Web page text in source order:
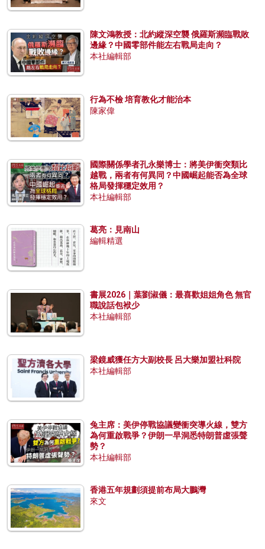
陳文鴻教授：北約縱深空襲 俄羅斯瀕臨戰敗
邊緣？中國零部件能左右戰局走向？
本社編輯部
行為不檢 培育教化才能治本
陳家偉
國際關係學者孔永樂博士：將美伊衝突類比
越戰，兩者有何異同？中國崛起能否為全球
格局發揮穩定效用？
本社編輯部
葛亮：見南山
編輯精選
書展2026｜葉劉淑儀：最喜歡姐姐角色 無官
職說話包袱少
本社編輯部
梁鏡威獲任方大副校長 呂大樂加盟社科院
本社編輯部
兔主席：美伊停戰協議變衝突導火線，雙方
為何重啟戰爭？伊朗一早洞悉特朗普虛張聲
勢？
本社編輯部
香港五年規劃須提前布局大鵬灣
來文